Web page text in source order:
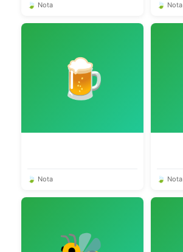
🍃 Nota 🍃 Nota
🍺
🍃 Nota 🍃 Nota